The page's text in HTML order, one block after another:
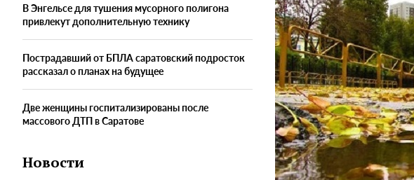
В Энгельсе для тушения мусорного полигона
привлекут дополнительную технику
Пострадавший от БПЛА саратовский подросток
рассказал о планах на будущее
Две женщины госпитализированы после
массового ДТП в Саратове
Новости